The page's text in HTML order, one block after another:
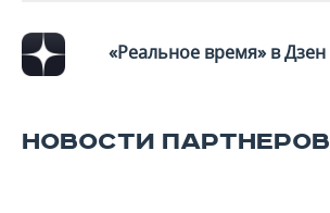
«Реальное время» в Дзен
НОВОСТИ ПАРТНЕРОВ